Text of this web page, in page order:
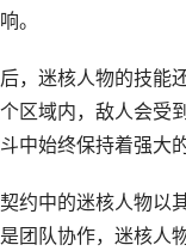
。
，迷核人物的技能
区域内，敌人会受
中始终保持着强大
约中的迷核人物以
团队协作，迷核人